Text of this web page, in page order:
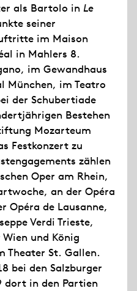
als Bartolo in Le
seiner
im Maison
in Mahlers 8.
im Gewandhaus
München, im Teatro
der Schubertiade
Bestehen
Mozarteum
Festkonzert zu
zählen
Oper am Rhein,
an der Opéra
Opéra de Lausanne,
Verdi Trieste,
und König
Theater St. Gallen.
bei den Salzburger
dort in den Partien